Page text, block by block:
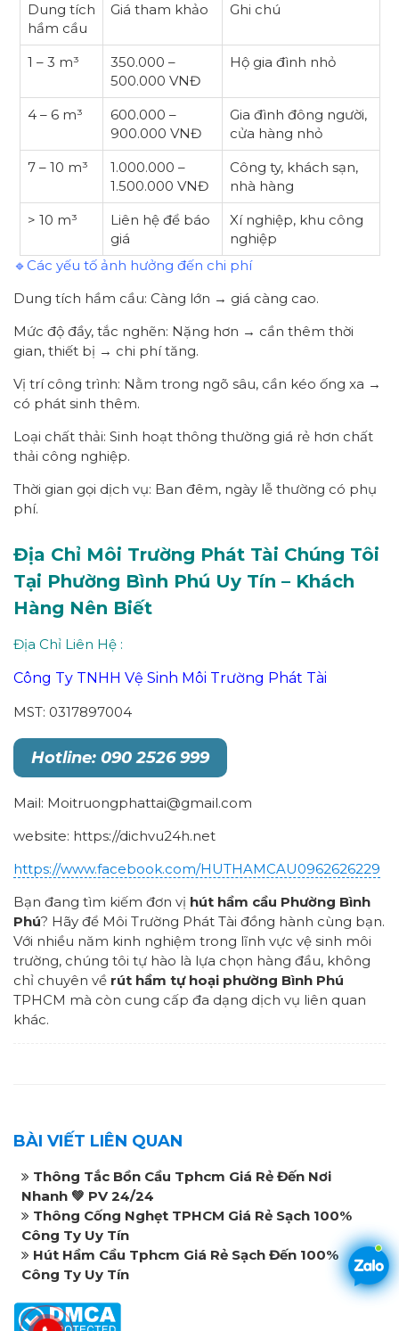
Dung tích
hầm cầu
Giá tham khảo Ghi chú
1 – 3 m³
350.000 –
500.000 VNĐ
Hộ gia đình nhỏ
4 – 6 m³
600.000 –
900.000 VNĐ
Gia đình đông người,
cửa hàng nhỏ
7 – 10 m³
1.000.000 –
1.500.000 VNĐ
Công ty, khách sạn,
nhà hàng
> 10 m³
Liên hệ để báo
giá
Xí nghiệp, khu công
nghiệp
🔹Các yếu tố ảnh hưởng đến chi phí
Dung tích hầm cầu: Càng lớn → giá càng cao.
Mức độ đầy, tắc nghẽn: Nặng hơn → cần thêm thời
gian, thiết bị → chi phí tăng.
Vị trí công trình: Nằm trong ngõ sâu, cần kéo ống xa →
có phát sinh thêm.
Loại chất thải: Sinh hoạt thông thường giá rẻ hơn chất
thải công nghiệp.
Thời gian gọi dịch vụ: Ban đêm, ngày lễ thường có phụ
phí.
Địa Chỉ Môi Trường Phát Tài Chúng Tôi
Tại Phường Bình Phú Uy Tín – Khách
Hàng Nên Biết
Địa Chỉ Liên Hệ :
Công Ty TNHH Vệ Sinh Môi Trường Phát Tài
MST: 0317897004
Hotline: 090 2526 999
Mail: Moitruongphattai@gmail.com
website: https://dichvu24h.net
https://www.facebook.com/HUTHAMCAU0962626229
Bạn đang tìm kiếm đơn vị hút hầm cầu Phường Bình
Phú? Hãy để Môi Trường Phát Tài đồng hành cùng bạn.
Với nhiều năm kinh nghiệm trong lĩnh vực vệ sinh môi
trường, chúng tôi tự hào là lựa chọn hàng đầu, không
chỉ chuyên về rút hầm tự hoại phường Bình Phú
TPHCM mà còn cung cấp đa dạng dịch vụ liên quan
khác.
BÀI VIẾT LIÊN QUAN
Thông Tắc Bồn Cầu Tphcm Giá Rẻ Đến Nơi
Nhanh 💚 PV 24/24
Thông Cống Nghẹt TPHCM Giá Rẻ Sạch 100%
Công Ty Uy Tín
Hút Hầm Cầu Tphcm Giá Rẻ Sạch Đến 100%
Công Ty Uy Tín